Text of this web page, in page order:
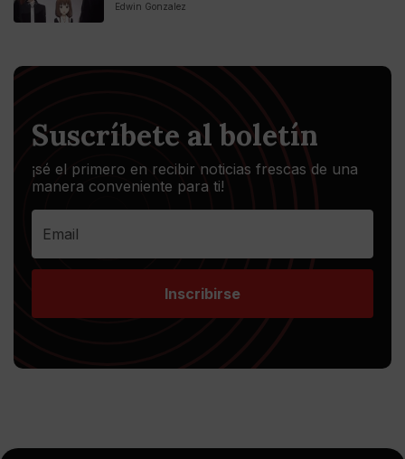
Edwin Gonzalez
Suscríbete al boletín
¡sé el primero en recibir noticias frescas de una
manera conveniente para ti!
Inscribirse